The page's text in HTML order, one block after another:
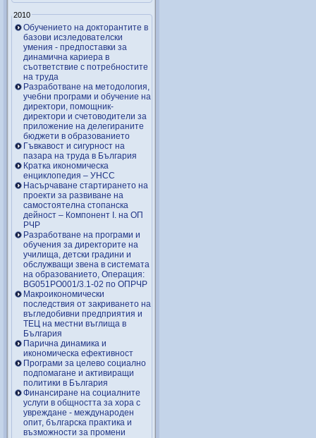
2010
Обучението на докторантите в
базови исзледователски
умения - предпоставки за
динамична кариера в
съответствие с потребностите
на труда
Разработване на методология,
учебни програми и обучение на
директори, помощник-
директори и счетоводители за
приложение на делегираните
бюджети в образованието
Гъвкавост и сигурност на
пазара на труда в България
Кратка икономическа
енциклопедия – УНСС
Насърчаване стартирането на
проекти за развиване на
самостоятелна стопанска
дейност – Компонент I. на ОП
РЧР
Разработване на програми и
обучения за директорите на
училища, детски градини и
обслужващи звена в системата
на образованието, Операция:
BG051PO001/3.1-02 по ОПРЧР
Макроикономически
последствия от закриването на
въгледобивни предприятия и
ТЕЦ на местни въглища в
България
Парична динамика и
икономическа ефективност
Програми за целево социално
подпомагане и активиращи
политики в България
Финансиране на социалните
услуги в общността за хора с
увреждане - международен
опит, българска практика и
възможности за промени